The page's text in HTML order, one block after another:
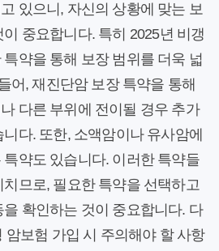
있으니, 자신의 상황에 맞는 보
중요합니다. 특히 2025년 비갱
약을 통해 보장 범위를 더욱 넓
어, 재진단암 보장 특약을 통해
다른 부위에 전이될 경우 추가
다. 또한, 소액암이나 유사암에
약도 있습니다. 이러한 특약들
므로, 필요한 특약을 선택하고
확인하는 것이 중요합니다. 다
암보험 가입 시 주의해야 할 사항